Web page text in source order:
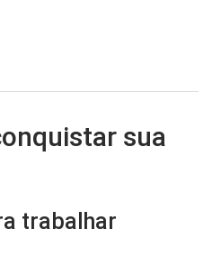
sua
trabalhar